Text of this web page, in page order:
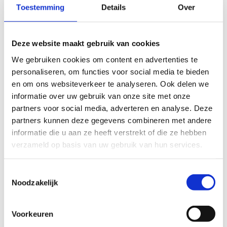
Toestemming Details Over
Deze website maakt gebruik van cookies
We gebruiken cookies om content en advertenties te
personaliseren, om functies voor social media te bieden
en om ons websiteverkeer te analyseren. Ook delen we
informatie over uw gebruik van onze site met onze
partners voor social media, adverteren en analyse. Deze
partners kunnen deze gegevens combineren met andere
informatie die u aan ze heeft verstrekt of die ze hebben
verzameld op basis van uw gebruik van hun services.
Noodzakelijk
Voorkeuren
Zoals hij zelf zegt wij passen bij elkaar. We willen vooruit,
heldere afspraken en persoonlijke
verantwoordelijkheid
piekgericht trainen richting wereldbekers en grote
toernooien
een cultuur waarin iedereen met respect
samenwerkt
Persoonlijke kijk op coaching
Buiten de baan is Johan rustig en analytisch. Hij heeft een
duidelijke visie op topsport. Voor hem draait het om
ontwikkeling van mens en team. Hij zegt zelf dat zijn werk
mogelijk te schaatsen. Meer is het niet maar dat betekent